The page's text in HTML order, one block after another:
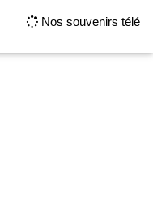
Nos souvenirs télé